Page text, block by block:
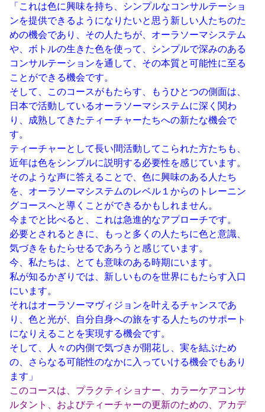
「これは色に興味を持ち、シンプルなコンサルテーショ
ンを提供できるようになりたいと思う新しい人たちのた
めの機会であり、その人たちが、オーラソーマシステム
や、ボトルの生きた色を使って、シンプルで深みのある
コンサルテーションを通して、その本質と可能性に至る
ことができる機会です。
そして、このコースがもたらす、もうひとつの側面は、
日本で活動しているオーラソーマシステムに深く関わ
り、成熟してきたティーチャーたちへの新たな機会で
す。
ティーチャーとして長い間活動してこられた方たちも、
近年は色をシンプルに説明する必要性を感じています。
そのような声に答えることで、色に興味のある人たち
を、オーラソーマシステムのレベル１からのトレーニン
グコースへと導くことができるかもしれません。
今までと比べると、これは急進的なアプローチです。
必要とされるときに、もっと多くの人たちに色と意識、
気づきをもたらせるであろうと感じています。
今、私たちは、とても意味のある時期にいます。
私が知るかぎりでは、新しいものを世界にもたらす入口
にいます。
それはオーラソーマヴィジョンを叶えるチャンスであ
り、色と光が、自分自身への旅をする人たちのサポート
になりえることを実現する機会です。
そして、人々の内側で気づきが開花し、実を結ぶため
の、さらなる可能性のなかに入っていける機会でもあり
ます」
このコースは、プラクティショナー、カラーケアコンサ
ルタント、およびティーチャーの更新のための、アカデ